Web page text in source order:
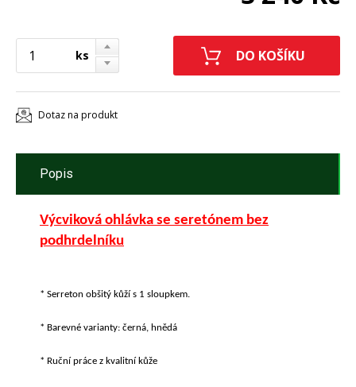
ks
Dotaz na produkt
Popis
Výcviková ohlávka se seretónem bez
podhrdelníku
* Serreton obšitý kůží s 1 sloupkem.
* Barevné varianty: černá, hnědá
* Ruční práce z kvalitní kůže